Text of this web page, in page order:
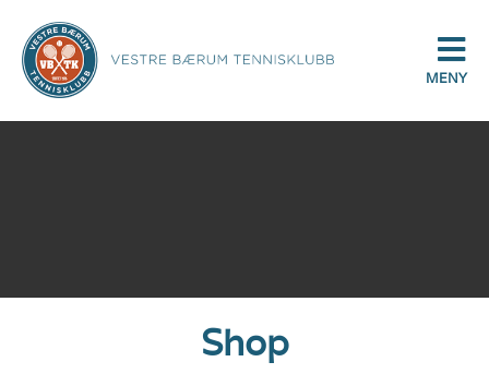
MENY
Shop